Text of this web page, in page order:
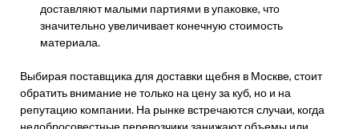
доставляют малыми партиями в упаковке, что
значительно увеличивает конечную стоимость
материала.
Выбирая поставщика для доставки щебня в Москве, стоит
обратить внимание не только на цену за куб, но и на
репутацию компании. На рынке встречаются случаи, когда